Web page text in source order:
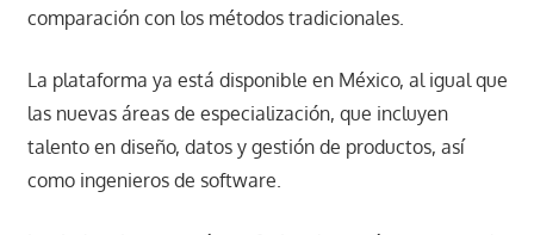
comparación con los métodos tradicionales.
La plataforma ya está disponible en México, al igual que
las nuevas áreas de especialización, que incluyen
talento en diseño, datos y gestión de productos, así
como ingenieros de software.